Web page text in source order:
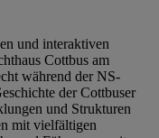
und interaktiven
Cottbus am
während der NS-
der Cottbuser
und Strukturen
mit vielfältigen